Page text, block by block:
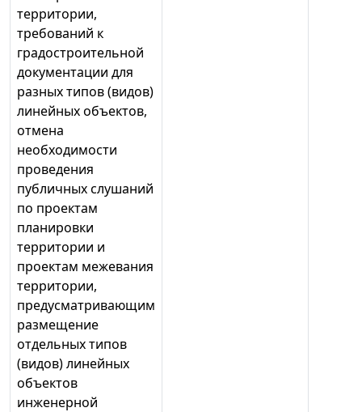
территории,
требований к
градостроительной
документации для
разных типов (видов)
линейных объектов,
отмена
необходимости
проведения
публичных слушаний
по проектам
планировки
территории и
проектам межевания
территории,
предусматривающим
размещение
отдельных типов
(видов) линейных
объектов
инженерной